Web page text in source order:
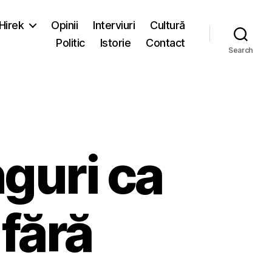
Opinii Interviuri
Cultură
Politic
Istorie Contact
Search
ca